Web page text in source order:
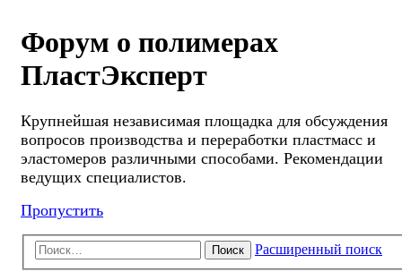
Форум о полимерах
ПластЭксперт
Крупнейшая независимая площадка для обсуждения
вопросов производства и переработки пластмасс и
эластомеров различными способами. Рекомендации
ведущих специалистов.
Пропустить
Поиск Расширенный поиск